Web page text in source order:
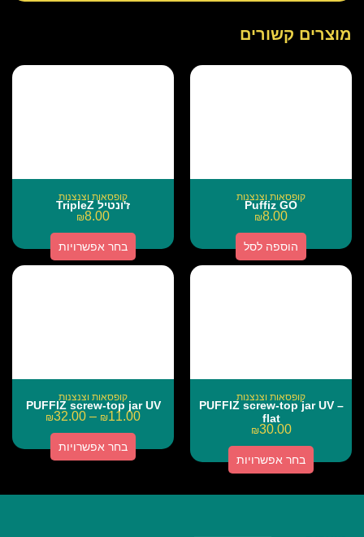
מוצרים קשורים
קופסאות וצנצנות
Puffiz GO
₪8.00
הוספה לסל
קופסאות וצנצנות
ז'ונטיל TripleZ
₪8.00
בחר אפשרויות
קופסאות וצנצנות
PUFFIZ screw-top jar UV –
flat
₪30.00
בחר אפשרויות
קופסאות וצנצנות
PUFFIZ screw-top jar UV
₪11.00
–
₪32.00
בחר אפשרויות